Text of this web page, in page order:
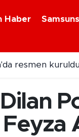
Haber
projesinde